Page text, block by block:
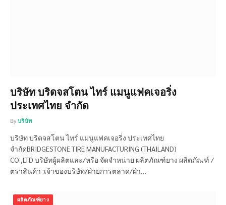
บริษัท บริดจสโตน ไทร์ แมนูแฟคเจอริ่ง
ประเทศไทย จำกัด
By บริษัท
บริษัท บริดจสโตน ไทร์ แมนูแฟคเจอริ่ง ประเทศไทย
จำกัดBRIDGESTONE TIRE MANUFACTURING (THAILAND)
CO.,LTD.บริษัทผู้ผลิตและ/หรือ จัดจำหน่าย ผลิตภัณฑ์ยาง ผลิตภัณฑ์ /
ตราสินค้า :เจ้าของบริษัท/ฝ่ายการตลาด/ฝ่า…
ผลิตภัณฑ์ยาง